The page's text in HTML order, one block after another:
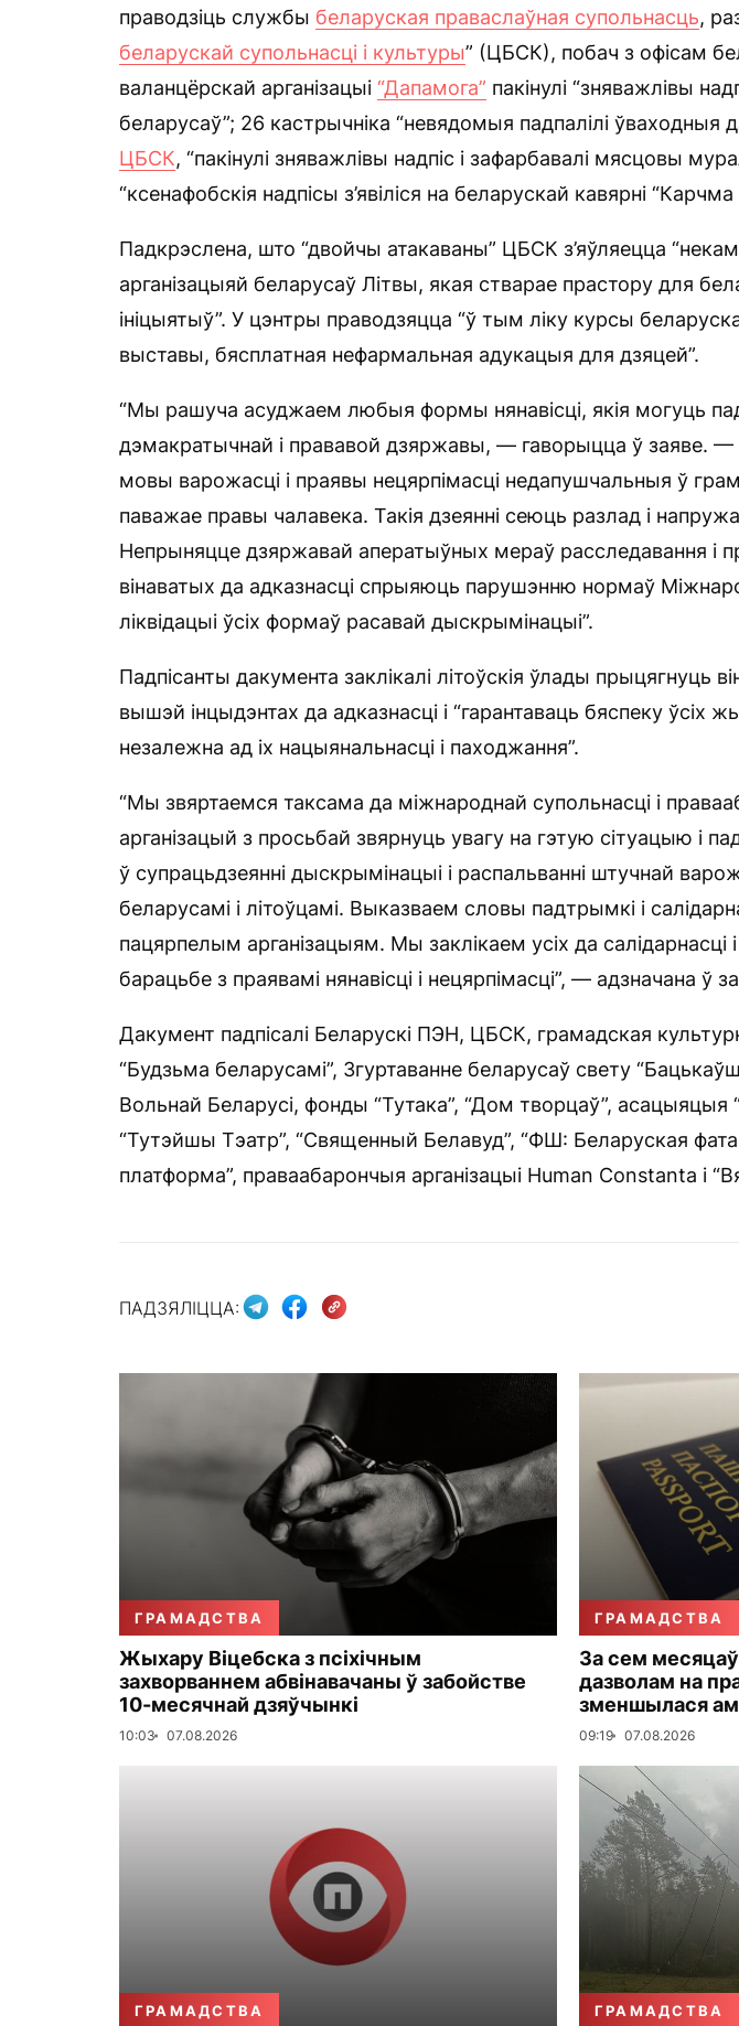
праводзіць службы беларуская праваслаўная супольнасць,
беларускай супольнасці і культуры” (ЦБСК), побач з офісам
валанцёрскай арганізацыі “Дапамога” пакінулі “зняважлівы
беларусаў”; 26 кастрычніка “невядомыя падпалілі ўваходныя
ЦБСК, “пакінулі зняважлівы надпіс і зафарбавалі мясцовы
“ксенафобскія надпісы з’явіліся на беларускай кавярні “Карчма
Падкрэслена, што “двойчы атакаваны” ЦБСК з’яўляецца
арганізацыяй беларусаў Літвы, якая стварае прастору для
ініцыятыў”. У цэнтры праводзяцца “ў тым ліку курсы
выставы, бясплатная нефармальная адукацыя для дзяцей”.
“Мы рашуча асуджаем любыя формы нянавісці, якія могуць
дэмакратычнай і прававой дзяржавы, — гаворыцца ў заяве.
мовы варожасці і праявы нецярпімасці недапушчальныя ў
паважае правы чалавека. Такія дзеянні сеюць разлад і
Непрыняцце дзяржавай аператыўных мераў расследавання і
вінаватых да адказнасці спрыяюць парушэнню нормаў
ліквідацыі ўсіх формаў расавай дыскрымінацыі”.
Падпісанты дакумента заклікалі літоўскія ўлады прыцягнуць
вышэй інцыдэнтах да адказнасці і “гарантаваць бяспеку ўсіх
незалежна ад іх нацыянальнасці і паходжання”.
“Мы звяртаемся таксама да міжнароднай супольнасці і
арганізацый з просьбай звярнуць увагу на гэтую сітуацыю і
ў супрацьдзеянні дыскрымінацыі і распальванні штучнай
беларусамі і літоўцамі. Выказваем словы падтрымкі і
пацярпелым арганізацыям. Мы заклікаем усіх да салідарнасці
барацьбе з праявамі нянавісці і нецярпімасці”, — адзначана ў
Дакумент падпісалі Беларускі ПЭН, ЦБСК, грамадская
“Будзьма беларусамі”, Згуртаванне беларусаў свету
Вольнай Беларусі, фонды “Тутака”, “Дом творцаў”, асацыяцыя
“Тутэйшы Тэатр”, “Священный Белавуд”, “ФШ: Беларуская
платформа”, праваабарончыя арганізацыі Human Constanta і
ПАДЗЯЛІЦЦА:
ГРАМАДСТВА
Жыхару Віцебска з псіхічным
захворваннем абвінавачаны ў забойстве
10-месячнай дзяўчынкі
10:03 07.08.2026
ГРАМАДСТВА
За сем
дазволам на
зменшылася
09:19 07.08.2026
ГРАМАДСТВА ГРАМАДСТВА